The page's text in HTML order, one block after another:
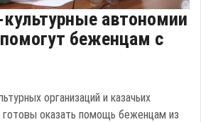
автономии
беженцам с
организаций и казачьих
оказать помощь беженцам из